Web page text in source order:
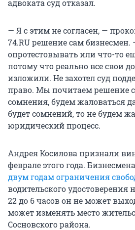
адвоката суд отказал.
— Я с этим не согласен, —
74.RU решение сам
опротестовывать или что-то
потому что реально все свои
изложили. Не захотел суд
право. Мы почитаем решение
сомнения, будем жаловаться
будет сомнений, то не будем
юридический процесс.
Андрея Косилова признали
феврале этого года.
двум годам ограничения
водительского удостоверения
22 до 6 часов он не может
может изменять место
Сосновского района.